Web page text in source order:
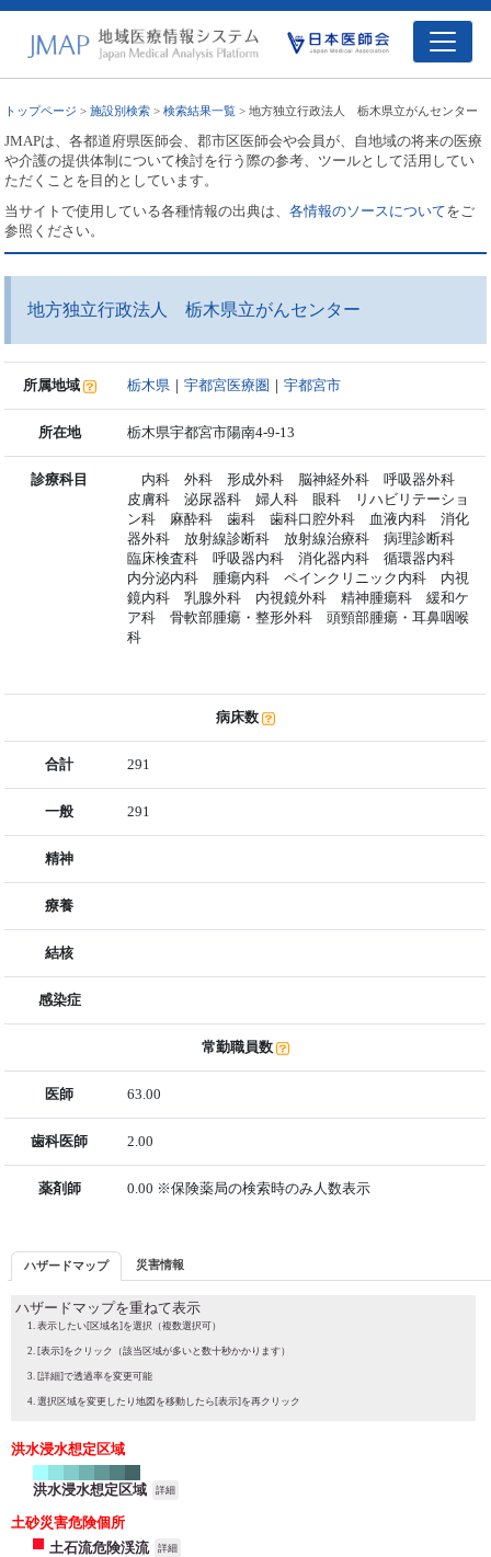
トップページ >施設別検索 >検索結果一覧 > 地方独立行政法人 栃木県立がんセンター
JMAPは、各都道府県医師会、郡市区医師会や会員が、自地域の将来の医療
や介護の提供体制について検討を行う際の参考、ツールとして活用してい
ただくことを目的としています。
当サイトで使用している各種情報の出典は、各情報のソースについてをご
参照ください。
地方独立行政法人 栃木県立がんセンター
所属地域 栃木県 ｜宇都宮医療圏 ｜宇都宮市
所在地 栃木県宇都宮市陽南4-9-13
診療科目
内科 外科 形成外科 脳神経外科 呼吸器外科
皮膚科 泌尿器科 婦人科 眼科 リハビリテーショ
ン科 麻酔科 歯科 歯科口腔外科 血液内科 消化
器外科 放射線診断科 放射線治療科 病理診断科
臨床検査科 呼吸器内科 消化器内科 循環器内科
内分泌内科 腫瘍内科 ペインクリニック内科 内視
鏡内科 乳腺外科 内視鏡外科 精神腫瘍科 緩和ケ
ア科 骨軟部腫瘍・整形外科 頭頸部腫瘍・耳鼻咽喉
科
病床数
合計 291
一般 291
精神
療養
結核
感染症
常勤職員数
医師 63.00
歯科医師 2.00
薬剤師 0.00 ※保険薬局の検索時のみ人数表示
ハザードマップ 災害情報
ハザードマップを重ねて表示
表示したい[区域名]を選択（複数選択可）
[表示]をクリック（該当区域が多いと数十秒かかります）
[詳細]で透過率を変更可能
選択区域を変更したり地図を移動したら[表示]を再クリック
洪水浸水想定区域
洪水浸水想定区域 詳細
土砂災害危険個所
土石流危険渓流
詳細